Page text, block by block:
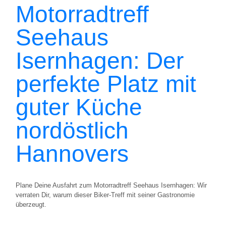
Motorradtreff
Seehaus
Isernhagen: Der
perfekte Platz mit
guter Küche
nordöstlich
Hannovers
Plane Deine Ausfahrt zum Motorradtreff Seehaus Isernhagen: Wir
verraten Dir, warum dieser Biker-Treff mit seiner Gastronomie
überzeugt.